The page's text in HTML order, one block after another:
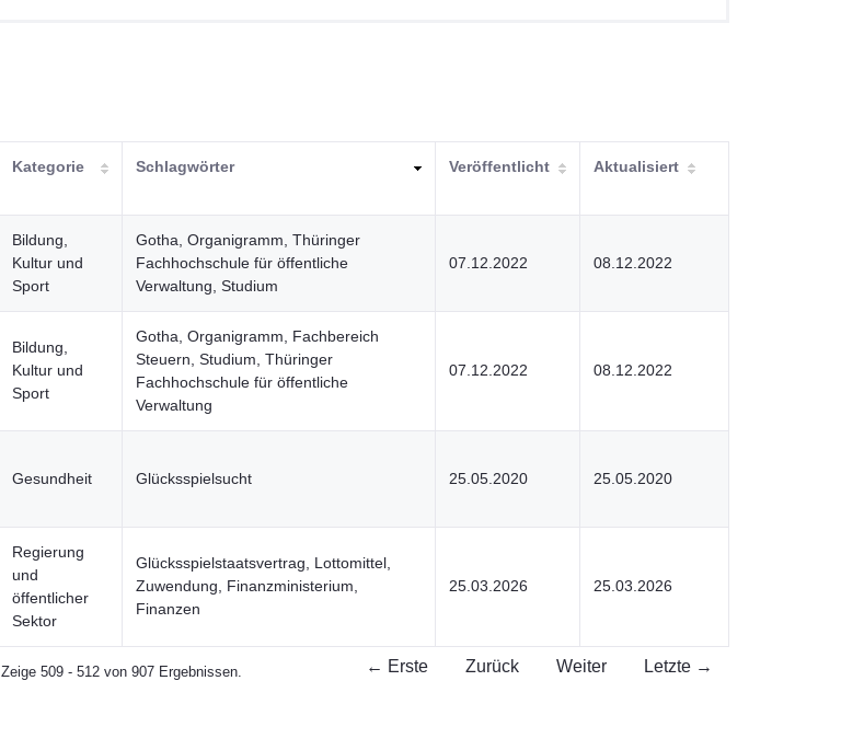
Kategorie Schlagwörter Veröffentlicht Aktualisiert
Bildung,
Kultur und
Sport
Gotha, Organigramm, Thüringer
Fachhochschule für öffentliche
Verwaltung, Studium
07.12.2022 08.12.2022
Bildung,
Kultur und
Sport
Gotha, Organigramm, Fachbereich
Steuern, Studium, Thüringer
Fachhochschule für öffentliche
Verwaltung
07.12.2022 08.12.2022
Gesundheit Glücksspielsucht 25.05.2020 25.05.2020
Regierung
und
öffentlicher
Sektor
Glücksspielstaatsvertrag, Lottomittel,
Zuwendung, Finanzministerium,
Finanzen
25.03.2026 25.03.2026
Zeige 509 - 512 von 907 Ergebnissen. ← Erste Zurück Weiter Letzte →